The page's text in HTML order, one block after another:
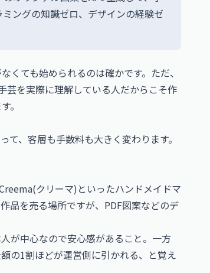
ングの知識ゼロ、デザインの経験ゼ
くても始められるのは確かです。ただ、
芸を実際に理解している人だからこそ作
。
、客層も手数料も大きく変わります。
クリーマ)といったハンドメイドマ
品を売る場所ですが、PDF図案などのデ
が中心なので安心感があること。一方
の1割ほどが運営側に引かれる、と覚え